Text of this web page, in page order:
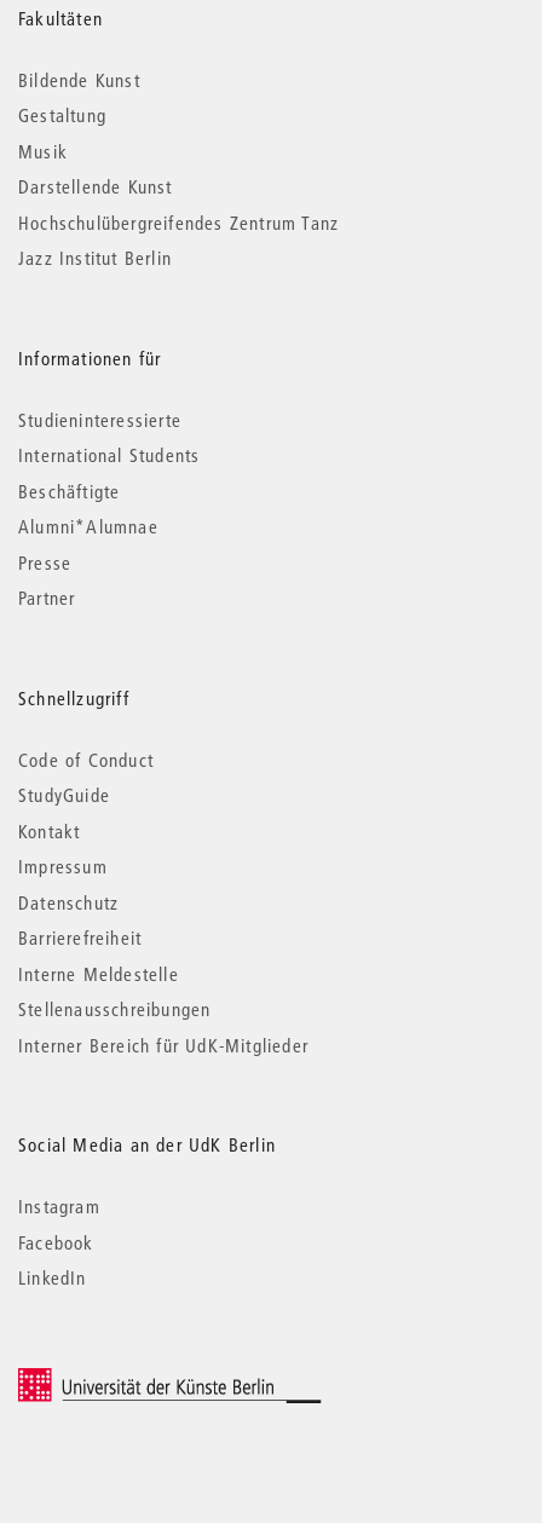
Weitere
Informationen
Fakultäten
Bildende Kunst
Gestaltung
Musik
Darstellende Kunst
Hochschulübergreifendes Zentrum Tanz
Jazz Institut Berlin
Informationen für
Studieninteressierte
International Students
Beschäftigte
Alumni*Alumnae
Presse
Partner
Schnellzugriff
Code of Conduct
StudyGuide
Kontakt
Impressum
Datenschutz
Barrierefreiheit
Interne Meldestelle
Stellenausschreibungen
Interner Bereich für UdK-Mitglieder
Social Media an der UdK Berlin
Instagram
Facebook
LinkedIn
© 2026 Universität der Künste Berlin